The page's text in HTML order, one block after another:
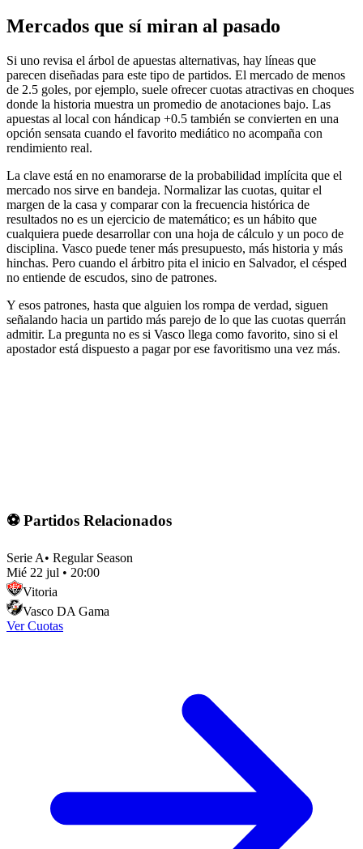
Mercados que sí miran al pasado
Si uno revisa el árbol de apuestas alternativas, hay líneas que
parecen diseñadas para este tipo de partidos. El mercado de menos
de 2.5 goles, por ejemplo, suele ofrecer cuotas atractivas en choques
donde la historia muestra un promedio de anotaciones bajo. Las
apuestas al local con hándicap +0.5 también se convierten en una
opción sensata cuando el favorito mediático no acompaña con
rendimiento real.
La clave está en no enamorarse de la probabilidad implícita que el
mercado nos sirve en bandeja. Normalizar las cuotas, quitar el
margen de la casa y comparar con la frecuencia histórica de
resultados no es un ejercicio de matemático; es un hábito que
cualquiera puede desarrollar con una hoja de cálculo y un poco de
disciplina. Vasco puede tener más presupuesto, más historia y más
hinchas. Pero cuando el árbitro pita el inicio en Salvador, el césped
no entiende de escudos, sino de patrones.
Y esos patrones, hasta que alguien los rompa de verdad, siguen
señalando hacia un partido más parejo de lo que las cuotas querrán
admitir. La pregunta no es si Vasco llega como favorito, sino si el
apostador está dispuesto a pagar por ese favoritismo una vez más.
⚽ Partidos Relacionados
Serie A• Regular Season
Mié 22 jul • 20:00
Vitoria
Vasco DA Gama
Ver Cuotas